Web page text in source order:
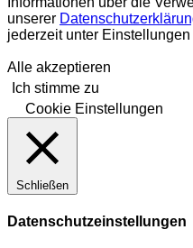
unserer
jederzeit unter
Alle akzeptieren
Ich stimme zu
Cookie Einstellungen
Schließen
Datenschutzeinstellungen